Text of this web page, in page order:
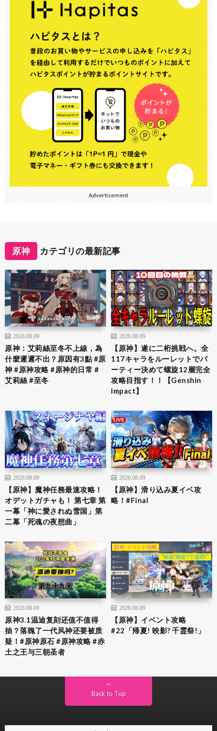
Advertisement
原神 カテゴリの最新記事
2026.08.09
原神：艾莉絲至冬不上線，為
什麼遲遲不出？原因有3點 #原
神 #原神攻略 #原神的日常 #
艾莉絲 #至冬
2026.08.09
【原神】遂に二桁挑戦へ。全
117キャラをルーレットでパ
ーティー決めて螺旋12層完全
攻略目指す！！【Genshin
Impact】
2026.08.09
【原神】魔神任務最速攻略！
オデットガチャも！ 第七章 第
一幕「神に愛されぬ雪国」第
二幕「死魂の夜想曲」
2026.08.09
【原神】滑り込み夏イベ攻
略！#Final
2026.08.09
原神3.1温迪复刻还值不值得
抽？落魄了一代风神还要被质
疑！#原神原石 #原神攻略 #赤
土之王与三朝圣者
2026.08.09
【原神】イベント攻略
#22「帰夏! 映影? 千霊祭!」
Back to Top